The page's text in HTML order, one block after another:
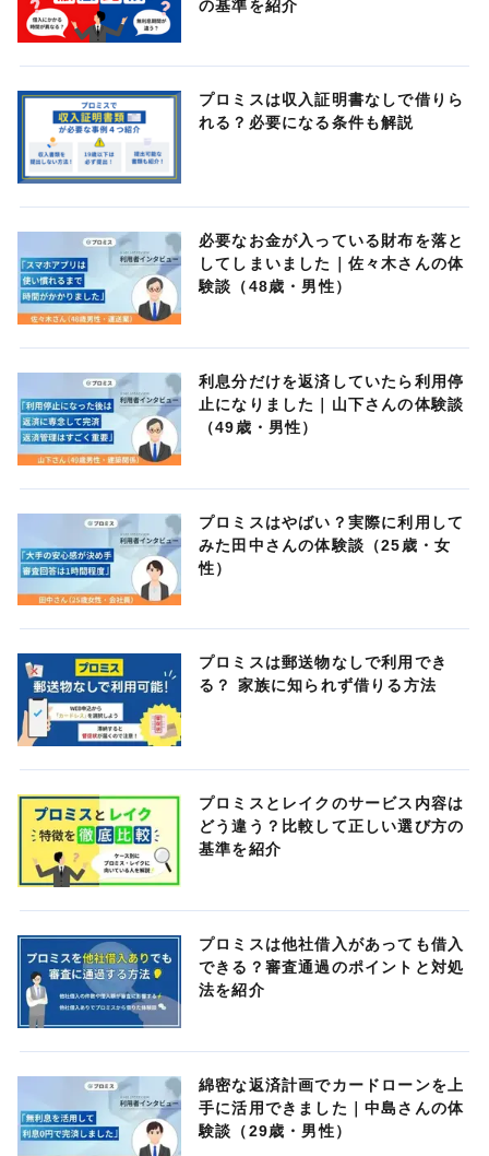
の基準を紹介
プロミスは収入証明書なしで借りら
れる？必要になる条件も解説
必要なお金が入っている財布を落と
してしまいました｜佐々木さんの体
験談（48歳・男性）
利息分だけを返済していたら利用停
止になりました｜山下さんの体験談
（49歳・男性）
プロミスはやばい？実際に利用して
みた田中さんの体験談（25歳・女
性）
プロミスは郵送物なしで利用でき
る？ 家族に知られず借りる方法
プロミスとレイクのサービス内容は
どう違う？比較して正しい選び方の
基準を紹介
プロミスは他社借入があっても借入
できる？審査通過のポイントと対処
法を紹介
綿密な返済計画でカードローンを上
手に活用できました｜中島さんの体
験談（29歳・男性）